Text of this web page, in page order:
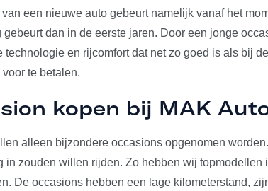
een nieuwe auto gebeurt namelijk vanaf het
gebeurt dan in de eerste jaren. Door een jonge
technologie en rijcomfort dat net zo goed is als bij
te betalen.
kopen bij MAK
alleen bijzondere occasions opgenomen
in zouden willen rijden. Zo hebben wij topmodellen
. De occasions hebben een lage kilometerstand,